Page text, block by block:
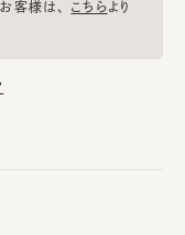
客様は、 こちらより